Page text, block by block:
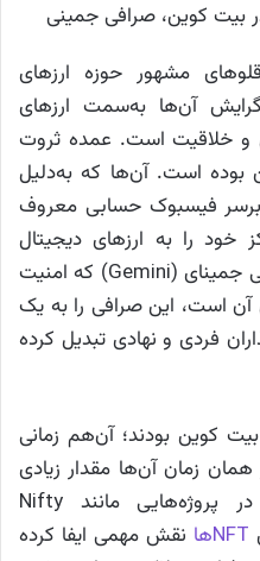
بیت کوین، صرافی جمینی
مشهور حوزه ارزهای
آن‌ها به‌سمت ارزهای
و خلاقیت است. عمده ثروت
بوده است. آن‌ها که به‌دلیل
برسر فیسبوک حسابی معروف
در سال ۲۰۱۲ تمرکز خود را به ارزهای دیجیتال
معطوف کردند. بنیانگذاران صرافی جمینای (Gemini) که امنیت
آن است، این صرافی را به یک
فردی و نهادی تبدیل کرده
بیت کوین بودند؛ آن‌هم زمانی
دلار بود. در همان زمان آن‌ها مقدار زیادی
بیت کوین خریدند. کامرون در پروژه‌هایی مانند Nifty
NFTها
نقش مهمی ایفا کرده